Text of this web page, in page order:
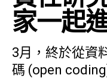
家一起
3月，終於從資
碼 (open